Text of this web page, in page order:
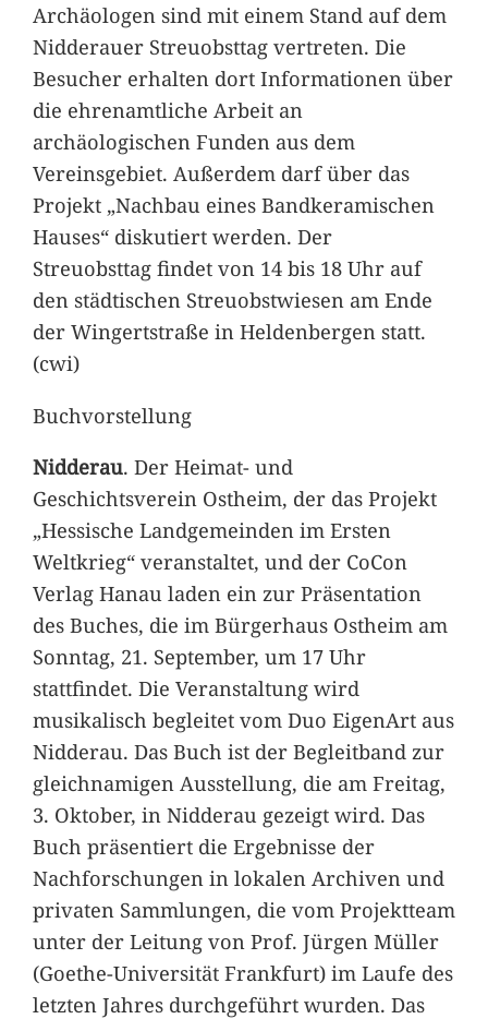
Archäologen sind mit einem Stand auf dem
Nidderauer Streuobsttag vertreten. Die
Besucher erhalten dort Informationen über
die ehrenamtliche Arbeit an
archäologischen Funden aus dem
Vereinsgebiet. Außerdem darf über das
Projekt „Nachbau eines Bandkeramischen
Hauses“ diskutiert werden. Der
Streuobsttag findet von 14 bis 18 Uhr auf
den städtischen Streuobstwiesen am Ende
der Wingertstraße in Heldenbergen statt.
(cwi)
Buchvorstellung
Nidderau. Der Heimat- und
Geschichtsverein Ostheim, der das Projekt
„Hessische Landgemeinden im Ersten
Weltkrieg“ veranstaltet, und der CoCon
Verlag Hanau laden ein zur Präsentation
des Buches, die im Bürgerhaus Ostheim am
Sonntag, 21. September, um 17 Uhr
stattfindet. Die Veranstaltung wird
musikalisch begleitet vom Duo EigenArt aus
Nidderau. Das Buch ist der Begleitband zur
gleichnamigen Ausstellung, die am Freitag,
3. Oktober, in Nidderau gezeigt wird. Das
Buch präsentiert die Ergebnisse der
Nachforschungen in lokalen Archiven und
privaten Sammlungen, die vom Projektteam
unter der Leitung von Prof. Jürgen Müller
(Goethe-Universität Frankfurt) im Laufe des
letzten Jahres durchgeführt wurden. Das